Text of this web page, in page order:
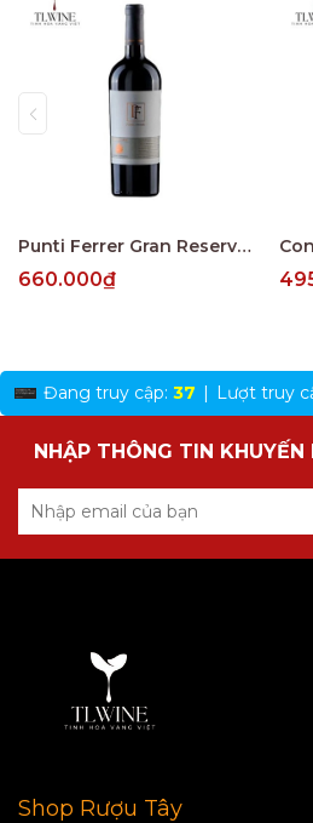
Punti Ferrer Gran Reserva Cabernet Sauvignon
660.000₫
Đang truy cập: 37 | Lượt truy
NHẬP THÔNG TIN
Shop Rượu Tây